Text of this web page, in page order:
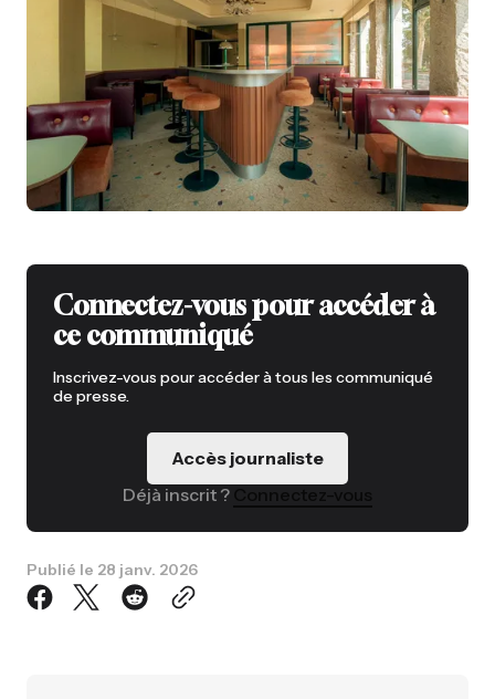
Connectez-vous pour accéder à
ce communiqué
Inscrivez-vous pour accéder à tous les communiqué
de presse.
Accès journaliste
Déjà inscrit ?
Publié le 28 janv. 2026